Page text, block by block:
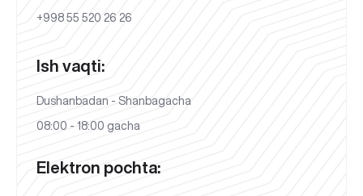
+998 55 520 26 26
Ish vaqti:
Dushanbadan - Shanbagacha
08:00 - 18:00 gacha
Elektron pochta: